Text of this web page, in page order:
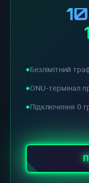
Безлімітний
ONU-термінал
Підключення 0